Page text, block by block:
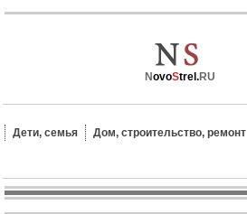
NovoStrel.RU
Дети, семья Дом, строительство, ремонт